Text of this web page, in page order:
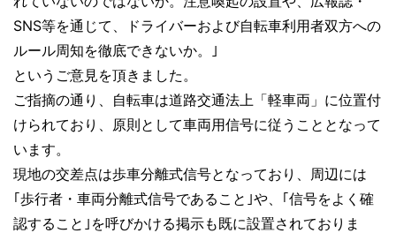
SNS等を通じて、ドライバーおよび自転車利用者双方への
ルール周知を徹底できないか。｣
というご意見を頂きました。
ご指摘の通り、自転車は道路交通法上「軽車両」に位置付
けられており、原則として車両用信号に従うこととなって
います。
現地の交差点は歩車分離式信号となっており、周辺には
｢歩行者・車両分離式信号であること｣や、｢信号をよく確
認すること｣を呼びかける掲示も既に設置されておりま